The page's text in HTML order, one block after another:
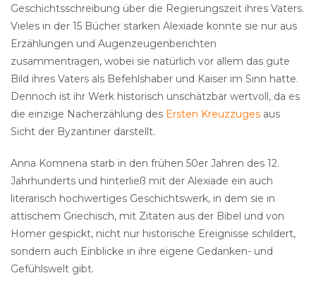
Geschichtsschreibung über die Regierungszeit ihres Vaters.
Vieles in der 15 Bücher starken Alexiade konnte sie nur aus
Erzählungen und Augenzeugenberichten
zusammentragen, wobei sie natürlich vor allem das gute
Bild ihres Vaters als Befehlshaber und Kaiser im Sinn hatte.
Dennoch ist ihr Werk historisch unschätzbar wertvoll, da es
die einzige Nacherzählung des Ersten Kreuzzuges aus
Sicht der Byzantiner darstellt.
Anna Komnena starb in den frühen 50er Jahren des 12.
Jahrhunderts und hinterließ mit der Alexiade ein auch
literarisch hochwertiges Geschichtswerk, in dem sie in
attischem Griechisch, mit Zitaten aus der Bibel und von
Homer gespickt, nicht nur historische Ereignisse schildert,
sondern auch Einblicke in ihre eigene Gedanken- und
Gefühlswelt gibt.